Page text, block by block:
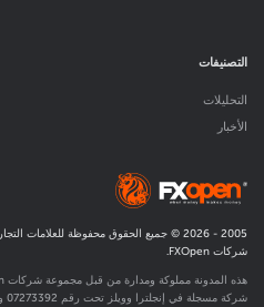
التصنيفات
التحليلات
الأخبار
2005 -
2026 © جميع الحقوق محفوظة للعلامات
شركات FXOpen.